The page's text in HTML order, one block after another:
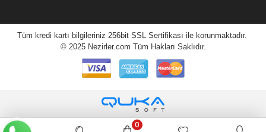
Tüm kredi kartı bilgileriniz 256bit SSL Sertifikası ile korunmaktadır.
© 2025 Nezirler.com Tüm Hakları Saklıdır.
0